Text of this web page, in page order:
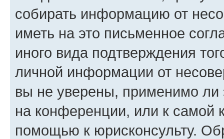
собирать информацию от
иметь на это письменное
иного вида подтверждения
личной информации от
вы не уверены, применимо ли
на конференции, или к самой
помощью к юрисконсульту.